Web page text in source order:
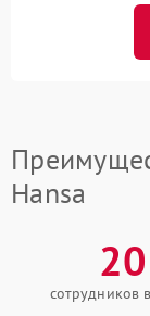
Hansa
20
сотрудников